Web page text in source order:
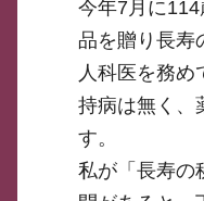
今年7月に
品を贈り長寿
人科医を務め
持病は無く、
す。
私が「長寿の